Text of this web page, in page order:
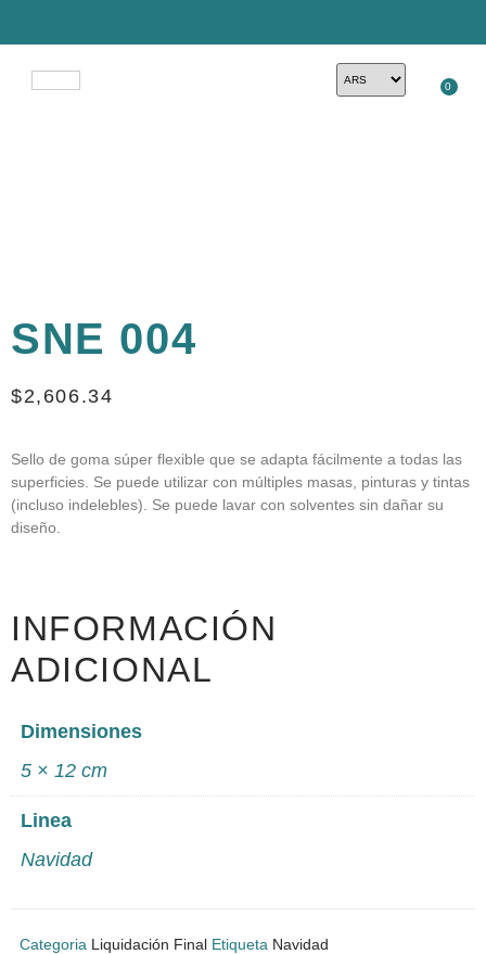
0
SNE 004
$2,606.34
Sello de goma súper flexible que se adapta fácilmente a todas las
superficies. Se puede utilizar con múltiples masas, pinturas y tintas
(incluso indelebles). Se puede lavar con solventes sin dañar su
diseño.
INFORMACIÓN
ADICIONAL
Dimensiones
5 × 12 cm
Linea
Navidad
Categoria Liquidación Final Etiqueta Navidad